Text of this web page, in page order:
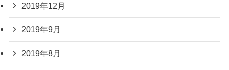
2019年12月
2019年9月
2019年8月